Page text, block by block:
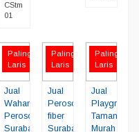
CStm
01
Paling
Laris
Jual
Wahana
Perosotan
Surabaya
Paling
Laris
Jual
Perosotan
fiber
Surabaya
Paling
Laris
Jual
Playground
Taman
Murah